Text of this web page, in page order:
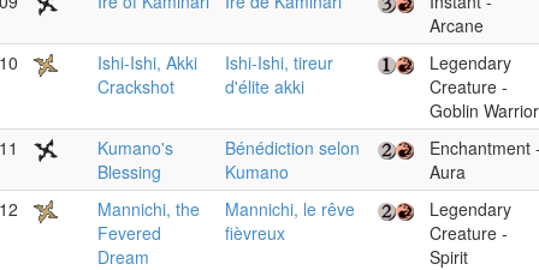
Arcane
Ishi-Ishi, Akki
Crackshot
Ishi-Ishi, tireur
d'élite akki
Legendary
Creature -
Goblin Warrior
Kumano's
Blessing
Bénédiction selon
Kumano
Enchantment
Aura
Mannichi, the
Fevered
Dream
Mannichi, le rêve
fièvreux
Legendary
Creature -
Spirit